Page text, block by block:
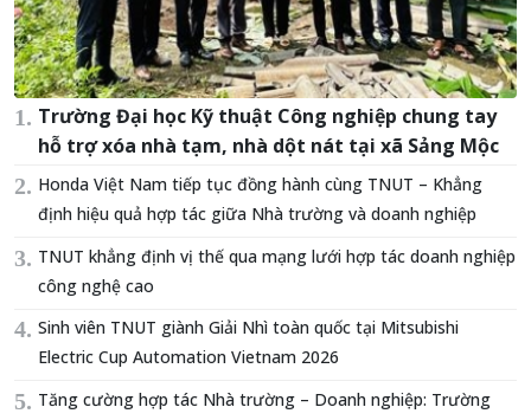
Trường Đại học Kỹ thuật Công nghiệp chung tay
hỗ trợ xóa nhà tạm, nhà dột nát tại xã Sảng Mộc
Honda Việt Nam tiếp tục đồng hành cùng TNUT – Khẳng
định hiệu quả hợp tác giữa Nhà trường và doanh nghiệp
TNUT khẳng định vị thế qua mạng lưới hợp tác doanh nghiệp
công nghệ cao
Sinh viên TNUT giành Giải Nhì toàn quốc tại Mitsubishi
Electric Cup Automation Vietnam 2026
Tăng cường hợp tác Nhà trường – Doanh nghiệp: Trường